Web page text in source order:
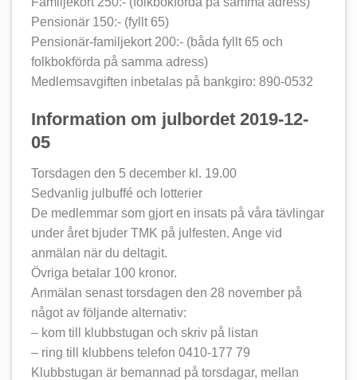
Pensionär 150:- (fyllt 65)
Pensionär-familjekort 200:- (båda fyllt 65 och
folkbokförda på samma adress)
Medlemsavgiften inbetalas på bankgiro: 890-0532
Information om julbordet 2019-12-
05
Torsdagen den 5 december kl. 19.00
Sedvanlig julbuffé och lotterier
De medlemmar som gjort en insats på våra tävlingar
under året bjuder TMK på julfesten. Ange vid
anmälan när du deltagit.
Övriga betalar 100 kronor.
Anmälan senast torsdagen den 28 november på
något av följande alternativ:
– kom till klubbstugan och skriv på listan
– ring till klubbens telefon 0410-177 79
Klubbstugan är bemannad på torsdagar, mellan